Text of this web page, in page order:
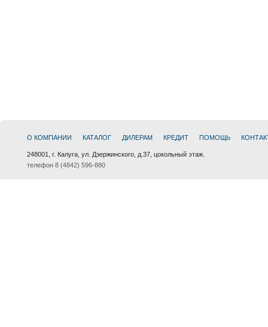
О КОМПАНИИ КАТАЛОГ ДИЛЕРАМ КРЕДИТ ПОМОЩЬ
248001, г. Калуга, ул. Дзержинского, д.37, цокольный этаж.
телефон 8 (4842) 596-880